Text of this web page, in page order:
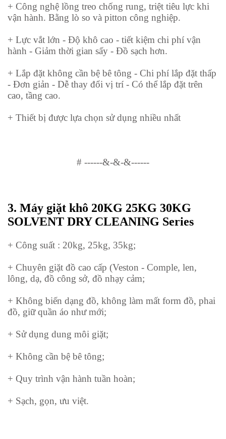
+ Công nghệ lồng treo chống rung, triệt tiêu lực khi
vận hành. Bằng lò so và pitton công nghiệp.
+ Lực vắt lớn - Độ khô cao - tiết kiệm chi phí vận
hành - Giảm thời gian sấy - Đồ sạch hơn.
+ Lắp đặt không cần bệ bê tông - Chi phí lắp đặt thấp
- Đơn giản - Dễ thay đổi vị trí - Có thể lắp đặt trên
cao, tầng cao.
+ Thiết bị được lựa chọn sử dụng nhiều nhất
# ------&-&-&------
3. Máy giặt khô 20KG 25KG 30KG
SOLVENT DRY CLEANING Series
+ Công suất : 20kg, 25kg, 35kg;
+ Chuyên giặt đồ cao cấp (Veston - Comple, len,
lông, dạ, đồ công sở, đồ nhạy cảm;
+ Không biến dạng đồ, không làm mất form đồ, phai
đồ, giữ quần áo như mới;
+ Sử dụng dung môi giặt;
+ Không cần bệ bê tông;
+ Quy trình vận hành tuần hoàn;
+ Sạch, gọn, ưu việt.